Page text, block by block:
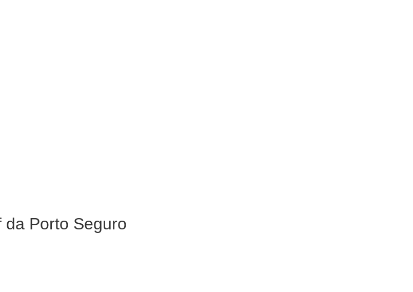
da Porto Seguro